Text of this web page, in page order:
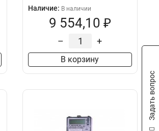
Наличие: В наличии
9 554,10 ₽
– +
В корзину
Задать вопрос